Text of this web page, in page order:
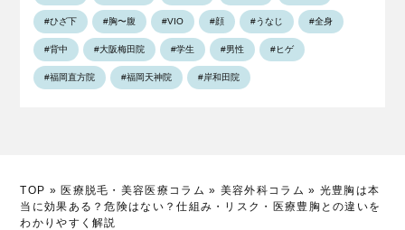
#ひざ下 #胸〜腹 #VIO #顔 #うなじ #全身
#背中 #大阪梅田院 #学生 #男性 #ヒゲ
#福岡直方院 #福岡天神院 #岸和田院
TOP »医療脱毛・美容医療コラム » 美容外科コラム » 光豊胸は本
当に効果ある？危険はない？仕組み・リスク・医療豊胸との違いを
わかりやすく解説